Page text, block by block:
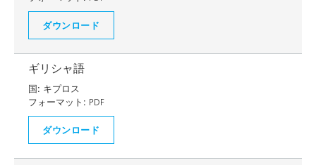
ダウンロード
ギリシャ語
国: キプロス
フォーマット: PDF
ダウンロード